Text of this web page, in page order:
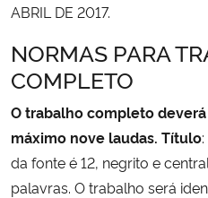
ABRIL DE 2017.
NORMAS PARA
COMPLETO
O trabalho completo
máximo nove laudas. Título
da fonte é 12, negrito e
palavras. O trabalho será